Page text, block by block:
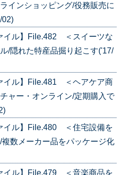
インショッピング/役務販売に
02)
イル】File.482 ＜スイーツな
/隠れた特産品掘り起こす('17/
イル】File.481 ＜ヘアケア商
ャー・オンライン/定期購入で
イル】File.480 ＜住宅設備を
数メーカー品をパッケージ化
イル】File.479 ＜音楽商品を